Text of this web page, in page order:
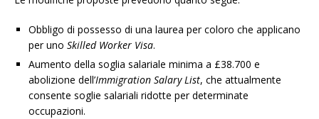
Obbligo di possesso di una laurea per coloro che applicano
per uno Skilled Worker Visa.
Aumento della soglia salariale minima a £38.700 e
abolizione dell’Immigration Salary List, che attualmente
consente soglie salariali ridotte per determinate
occupazioni.